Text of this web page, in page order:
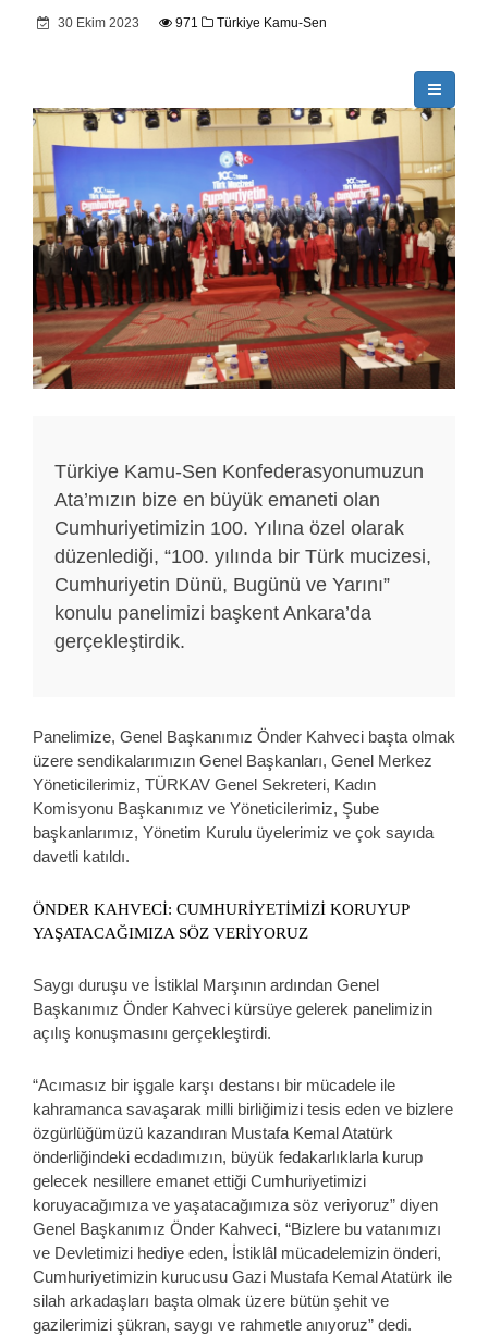
30 Ekim 2023 971 Türkiye Kamu-Sen
Türkiye Kamu-Sen Konfederasyonumuzun
Ata’mızın bize en büyük emaneti olan
Cumhuriyetimizin 100. Yılına özel olarak
düzenlediği, “100. yılında bir Türk mucizesi,
Cumhuriyetin Dünü, Bugünü ve Yarını”
konulu panelimizi başkent Ankara’da
gerçekleştirdik.
Panelimize, Genel Başkanımız Önder Kahveci başta olmak
üzere sendikalarımızın Genel Başkanları, Genel Merkez
Yöneticilerimiz, TÜRKAV Genel Sekreteri, Kadın
Komisyonu Başkanımız ve Yöneticilerimiz, Şube
başkanlarımız, Yönetim Kurulu üyelerimiz ve çok sayıda
davetli katıldı.
ÖNDER KAHVECİ: CUMHURİYETİMİZİ KORUYUP
YAŞATACAĞIMIZA SÖZ VERİYORUZ
Saygı duruşu ve İstiklal Marşının ardından Genel
Başkanımız Önder Kahveci kürsüye gelerek panelimizin
açılış konuşmasını gerçekleştirdi.
“Acımasız bir işgale karşı destansı bir mücadele ile
kahramanca savaşarak milli birliğimizi tesis eden ve bizlere
özgürlüğümüzü kazandıran Mustafa Kemal Atatürk
önderliğindeki ecdadımızın, büyük fedakarlıklarla kurup
gelecek nesillere emanet ettiği Cumhuriyetimizi
koruyacağımıza ve yaşatacağımıza söz veriyoruz” diyen
Genel Başkanımız Önder Kahveci, “Bizlere bu vatanımızı
ve Devletimizi hediye eden, İstiklâl mücadelemizin önderi,
Cumhuriyetimizin kurucusu Gazi Mustafa Kemal Atatürk ile
silah arkadaşları başta olmak üzere bütün şehit ve
gazilerimizi şükran, saygı ve rahmetle anıyoruz” dedi.